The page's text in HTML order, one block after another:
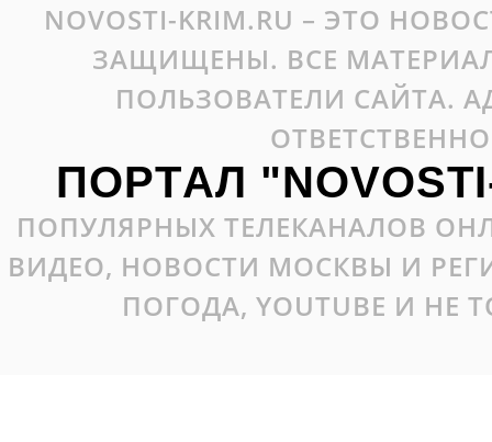
NOVOSTI-KRIM.RU – ЭТО
ЗАЩИЩЕНЫ. ВСЕ
ПОЛЬЗОВАТЕЛИ САЙТА.
ПОРТАЛ
ПОПУЛЯРНЫХ ТЕЛЕКАНАЛОВ
ВИДЕО, НОВОСТИ МОСКВЫ И
ПОГОДА, YOUTUBE И